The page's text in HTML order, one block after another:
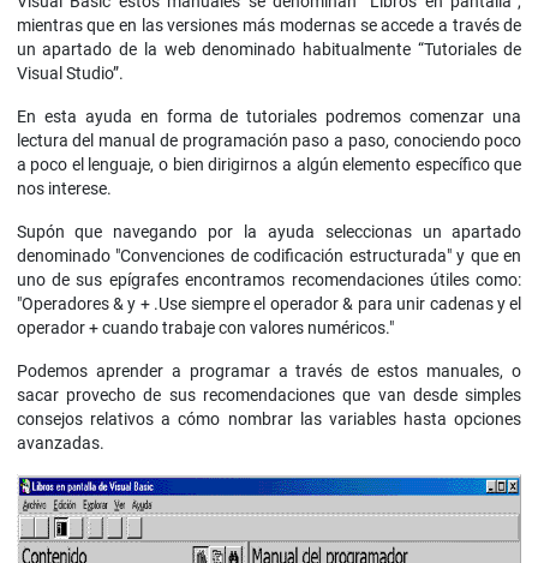
mientras que en las versiones más modernas se accede a través de
un apartado de la web denominado habitualmente “Tutoriales de
Visual Studio”.
En esta ayuda en forma de tutoriales podremos comenzar una
lectura del manual de programación paso a paso, conociendo poco
a poco el lenguaje, o bien dirigirnos a algún elemento específico que
nos interese.
Supón que navegando por la ayuda seleccionas un apartado
denominado "Convenciones de codificación estructurada" y que en
uno de sus epígrafes encontramos recomendaciones útiles como:
"Operadores & y + .Use siempre el operador & para unir cadenas y el
operador + cuando trabaje con valores numéricos."
Podemos aprender a programar a través de estos manuales, o
sacar provecho de sus recomendaciones que van desde simples
consejos relativos a cómo nombrar las variables hasta opciones
avanzadas.